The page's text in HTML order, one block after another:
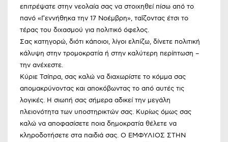
επιτρέψατε στην νεολαία σας να στοιχηθεί πίσω από το
πανό «Γεννήθηκα την 17 Νοέμβρη», ταΐζοντας έτσι το
τέρας του διχασμού για πολιτικό όφελος.
Σας κατηγορώ, διότι κάποιοι, λίγοι ελπίζω, δίνετε πολιτική
κάλυψη στην τρομοκρατία ή στην καλύτερη περίπτωση –
την ανέχεστε.
Κύριε Τσίπρα, σας καλώ να διαχωρίστε το κόμμα σας
απομακρύνοντας και αποκόβωντας το από αυτές τις
λογικές. Η σιωπή σας σήμερα αδικεί την μεγάλη
πλειονότητα των υποστηρικτών σας. Κυρίως όμως σας
καλώ να αποφασίσετε ποια δημοκρατία θέλετε να
κληροδοτήσετε στα παιδιά σας. Ο ΕΜΦΥΛΙΟΣ ΣΤΗΝ